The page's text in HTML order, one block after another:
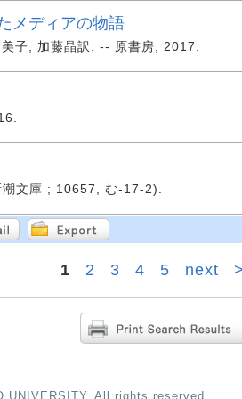
メディアの物語
子, 加藤晶訳. -- 原書房, 2017.
文庫 ; 10657, む-17-2).
1 2 3 4 5 next
UNIVERSITY. All rights reserved.